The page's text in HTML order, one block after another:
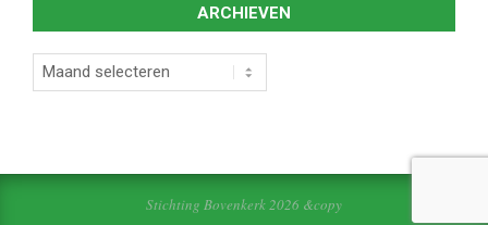
ARCHIEVEN
Archieven
Stichting Bovenkerk 2026 &copy